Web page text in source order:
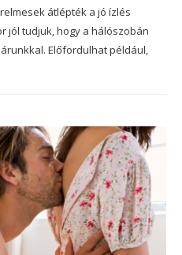
átlépték a jó ízlés
jól tudjuk, hogy a hálószobán
Előfordulhat például,